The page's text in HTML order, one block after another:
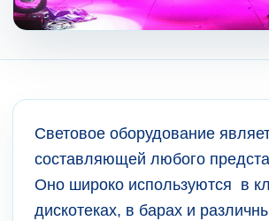
Световое оборудование
составляющей любого
Оно широко используются в
дискотеках, в барах и